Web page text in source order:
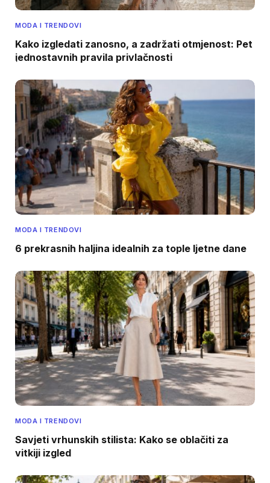
MODA I TRENDOVI
Kako izgledati zanosno, a zadržati otmjenost: Pet
jednostavnih pravila privlačnosti
MODA I TRENDOVI
6 prekrasnih haljina idealnih za tople ljetne dane
MODA I TRENDOVI
Savjeti vrhunskih stilista: Kako se oblačiti za
vitkiji izgled